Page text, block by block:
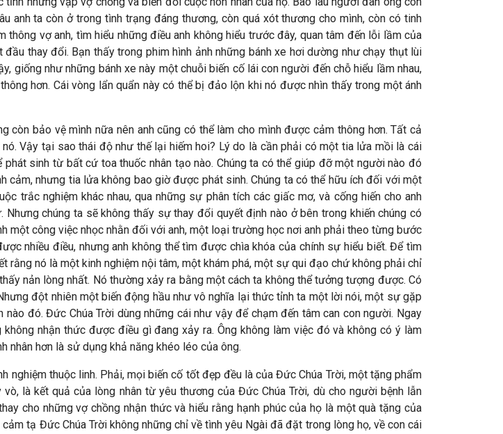
anh ta còn ở trong tình trạng đáng thương, còn quá xót thương cho mình, còn có tinh
vợ anh, tìm hiểu những điều anh không hiểu trước đây, quan tâm đến lỗi lầm của
thay đổi. Bạn thấy trong phim hình ảnh những bánh xe hơi dường như chạy thụt lùi
giống như những bánh xe này một chuỗi biến cố lái con người đến chỗ hiểu lầm nhau,
hơn. Cái vòng lẩn quẩn này có thể bị đảo lộn khi nó được nhìn thấy trong một ánh
bảo vệ mình nữa nên anh cũng có thể làm cho mình được cảm thông hơn. Tất cả
Vậy tại sao thái độ như thế lại hiếm hoi? Lý do là cần phải có một tia lửa mồi là cái
sinh từ bất cứ toa thuốc nhân tạo nào. Chúng ta có thể giúp đỡ một người nào đó
nhưng tia lửa không bao giờ được phát sinh. Chúng ta có thể hữu ích đối với một
trắc nghiệm khác nhau, qua những sự phân tích các giấc mơ, và cống hiến cho anh
chúng ta sẽ không thấy sự thay đổi quyết định nào ở bên trong khiến chúng có
một công việc nhọc nhằn đối với anh, một loại trường học nơi anh phải theo từng bước
nhiều điều, nhưng anh không thể tìm được chìa khóa của chính sự hiểu biết. Để tìm
nó là một kinh nghiệm nội tâm, một khám phá, một sự qui đạo chứ không phải chỉ
nản lòng nhất. Nó thường xảy ra bằng một cách ta không thể tưởng tượng được. Có
đột nhiên một biến động hầu như vô nghĩa lại thức tỉnh ta một lời nói, một sự gặp
đó. Đức Chúa Trời dùng những cái như vậy để chạm đến tâm can con người. Ngay
nhận thức được điều gì đang xảy ra. Ông không làm việc đó và không có ý làm
hơn là sử dụng khả năng khéo léo của ông.
nghiệm thuộc linh. Phải, mọi biến cố tốt đẹp đều là của Đức Chúa Trời, một tặng phẩm
là kết quả của lòng nhân từ yêu thương của Đức Chúa Trời, dù cho người bệnh lẫn
cho những vợ chồng nhận thức và hiểu rằng hạnh phúc của họ là một quà tặng của
tạ Đức Chúa Trời không những chỉ về tình yêu Ngài đã đặt trong lòng họ, về con cái